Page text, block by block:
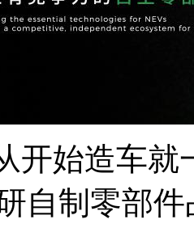
开始造车就
自制零部